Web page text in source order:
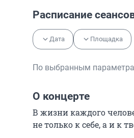
Расписание
Дата Площадка
По выбранным
О концерте
В жизни каждого
не только к себе, а и к